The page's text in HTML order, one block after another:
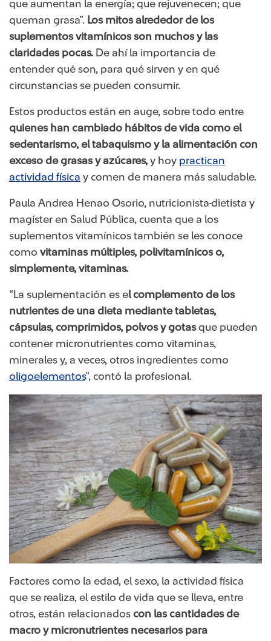
que aumentan la energía; que rejuvenecen; que
queman grasa”. Los mitos alrededor de los
suplementos vitamínicos son muchos y las
claridades pocas. De ahí la importancia de
entender qué son, para qué sirven y en qué
circunstancias se pueden consumir.
Estos productos están en auge, sobre todo entre
quienes han cambiado hábitos de vida como el
sedentarismo, el tabaquismo y la alimentación con
exceso de grasas y azúcares, y hoy practican
actividad física y comen de manera más saludable.
Paula Andrea Henao Osorio, nutricionista-dietista y
magíster en Salud Pública, cuenta que a los
suplementos vitamínicos también se les conoce
como vitaminas múltiples, polivitamínicos o,
simplemente, vitaminas.
“La suplementación es el complemento de los
nutrientes de una dieta mediante tabletas,
cápsulas, comprimidos, polvos y gotasque pueden
contener micronutrientes como vitaminas,
minerales y, a veces, otros ingredientes como
oligoelementos”, contó la profesional.
Factores como la edad, el sexo, la actividad física
que se realiza, el estilo de vida que se lleva, entre
otros, están relacionados con las cantidades de
macro y micronutrientes necesarios para